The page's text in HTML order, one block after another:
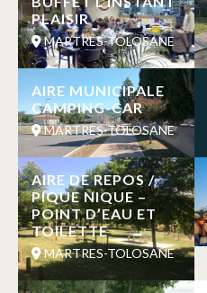
PLAISIR
MARTRES-TOLOSANE
AIRE MUNICIPALE
CAMPING-CAR
MARTRES-TOLOSANE
AIRE DE REPOS /
PIQUE NIQUE –
POINT D’EAU ET
TOILETTE
MARTRES-TOLOSANE